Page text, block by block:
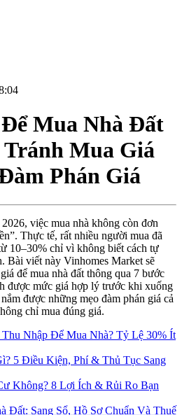
Mua Nhà Đất
Tránh Mua Giá
Phán Giá
việc mua nhà không còn đơn
Thực tế, rất nhiều người mua đã
10–30% chỉ vì không biết cách tự
Bài viết này Vinhomes Market sẽ
để mua nhà đất thông qua 7 bước
được mức giá hợp lý trước khi xuống
được những mẹo đàm phán giá cả
chỉ mua đúng giá.
Nhập Để Mua Nhà? Tỷ Lệ 30% Ít
5 Điều Kiện, Phí & Thủ Tục Sang
Không? 8 Lợi Ích & Rủi Ro Bạn
Đất: Sang Sổ, Hồ Sơ Chuẩn Và Thuế